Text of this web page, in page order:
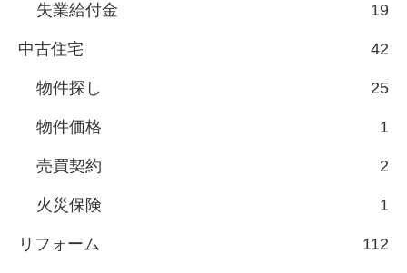
失業給付金 19
中古住宅 42
物件探し 25
物件価格 1
売買契約 2
火災保険 1
リフォーム 112